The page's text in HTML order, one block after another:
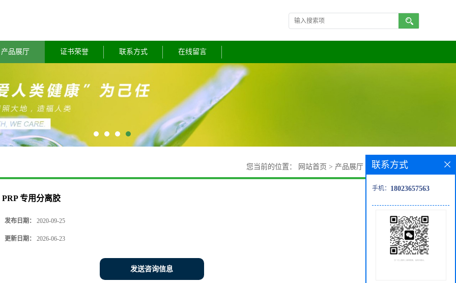
产品展厅 证书荣誉 联系方式 在线留言
您当前的位置： 网站首页 > 产品展厅 PRP 专用分离胶
PRP 专用分离胶
发布日期： 2020-09-25
更新日期： 2026-06-23
发送咨询信息
联系方式
手机： 18023657563